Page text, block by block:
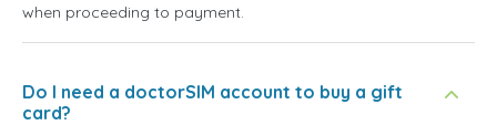
when proceeding to payment.
Do I need a doctorSIM account to buy a gift
card?